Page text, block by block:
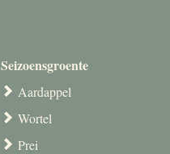
Seizoensgroente
Aardappel
Wortel
Prei